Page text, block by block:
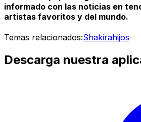
informado con las noticias en
artistas favoritos y del mundo.
Temas relacionados:Shakirahijos
Descarga nuestra